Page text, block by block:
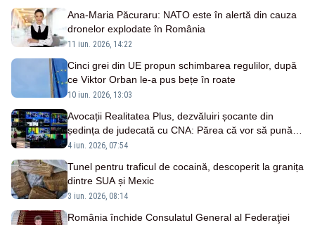
Ana-Maria Păcuraru: NATO este în alertă din cauza
dronelor explodate în România
11 iun. 2026, 14:22
Cinci grei din UE propun schimbarea regulilor, după
ce Viktor Orban le-a pus bețe în roate
10 iun. 2026, 13:03
Avocații Realitatea Plus, dezvăluiri șocante din
ședința de judecată cu CNA: Părea că vor să pună
presiune pe instanță
4 iun. 2026, 07:54
Tunel pentru traficul de cocaină, descoperit la granița
dintre SUA și Mexic
3 iun. 2026, 08:14
România închide Consulatul General al Federaţiei